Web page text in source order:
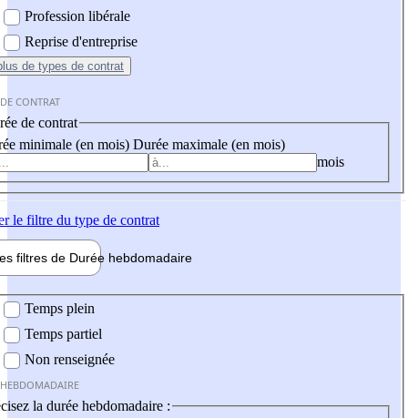
Profession libérale
Reprise d'entreprise
de types de contrat
CONTRAT
de contrat
minimale (en mois) Durée maximale (en mois)
mois
le filtre du type de contrat
filtres de Durée hebdomadaire
Temps plein
Temps partiel
Non renseignée
la durée hebdomadaire :